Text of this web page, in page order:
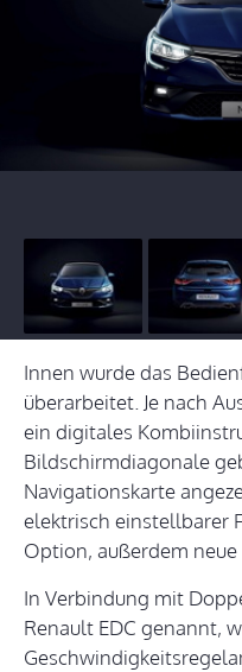
Innen wurde das
überarbeitet. Je nach
ein digitales
Bildschirmdiagonale
Navigationskarte
elektrisch einstellbarer
Option, außerdem
In Verbindung mit
Renault EDC genannt,